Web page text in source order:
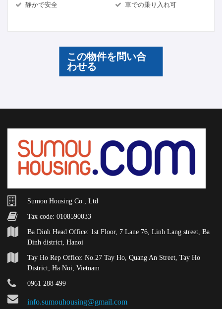
静かで安全 車での乗り入れ可
この物件を問い合
わせる
Sumou Housing Co., Ltd
Tax code: 0108590033
Ba Dinh Head Office: 1st Floor, 7 Lane 76, Linh Lang street, Ba
Dinh district, Hanoi
Tay Ho Rep Office: No.27 Tay Ho, Quang An Street, Tay Ho
District, Ha Noi, Vietnam
0961 288 499
info.sumouhousing@gmail.com